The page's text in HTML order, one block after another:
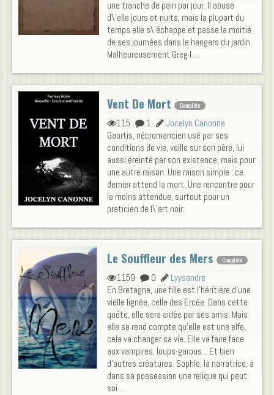
une tranche de pain par jour. Il abuse
d\'elle jours et nuits, mais la plupart du
temps elle s\'échappe et passe la moitié
de ses journées dans le hangars du jardin.
Malheureusement Greg l ...
Vent De Mort Complète
115 1
Jocelyn Canonne
Gaortis, nécromancien usé par ses
conditions de vie, veille sur son père, lui
aussi éreinté par son existence, mais pour
une autre raison. Une raison simple : ce
dernier attend la mort. Une rencontre pour
le moins attendue, surtout pour un
praticien de l\'art noir.
Le Souffleur des Mers Complète
1159 0
Lyysandre
En Bretagne, une fille est l'héritière d'une
vielle lignée, celle des Ercée. Dans cette
quête, elle sera aidée par ses amis. Mais
elle se rend compte qu'elle est une elfe,
cela va changer sa vie. Elle va faire face
aux vampires, loups-garous... Et bien
d'autres créatures. Sophie, la narratrice, a
dans sa possession une relique qui peut
soi ...